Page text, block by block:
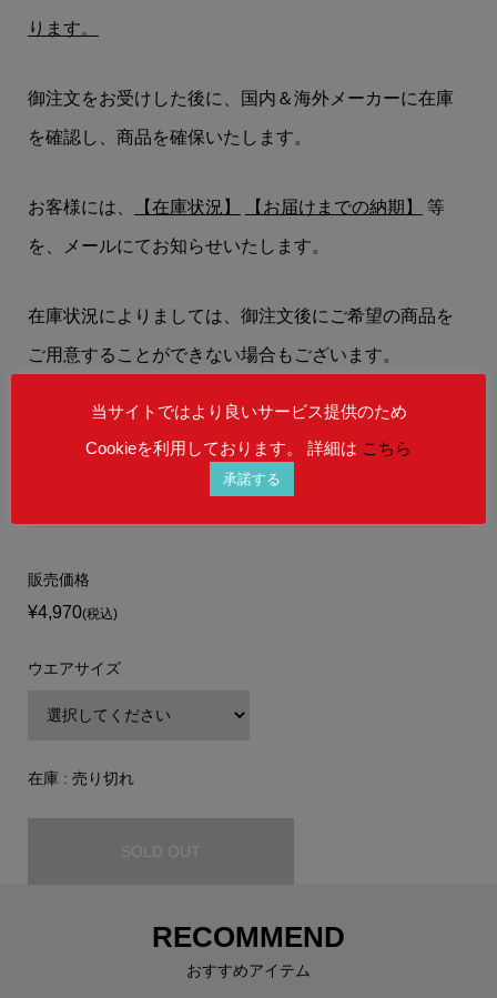
ります。
御注文をお受けした後に、国内＆海外メーカーに在庫
を確認し、商品を確保いたします。
お客様には、 【在庫状況】 【お届けまでの納期】 等
を、メールにてお知らせいたします。
在庫状況によりましては、御注文後にご希望の商品を
ご用意することができない場合もございます。
販売価格
¥4,970(税込)
ウエアサイズ
在庫 : 売り切れ
SOLD OUT
RECOMMEND
おすすめアイテム
当サイトではより良いサービス提供のため
Cookieを利用しております。 詳細は こちら
承諾する